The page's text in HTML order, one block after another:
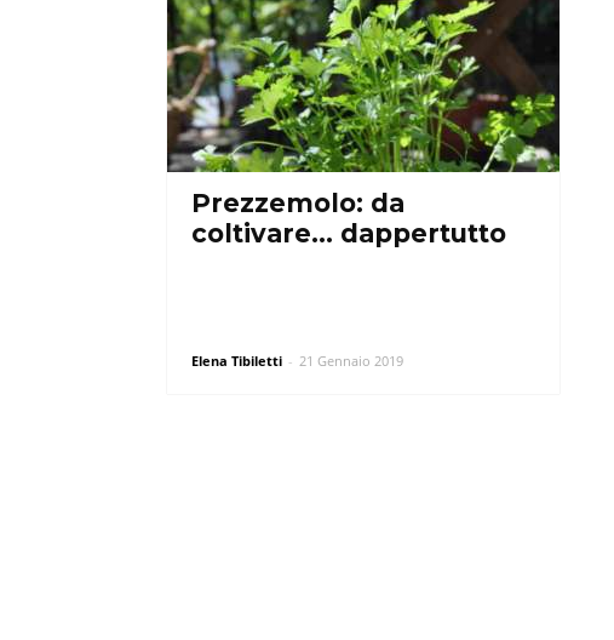
Prezzemolo: da
coltivare… dappertutto
Elena Tibiletti - 21 Gennaio 2019